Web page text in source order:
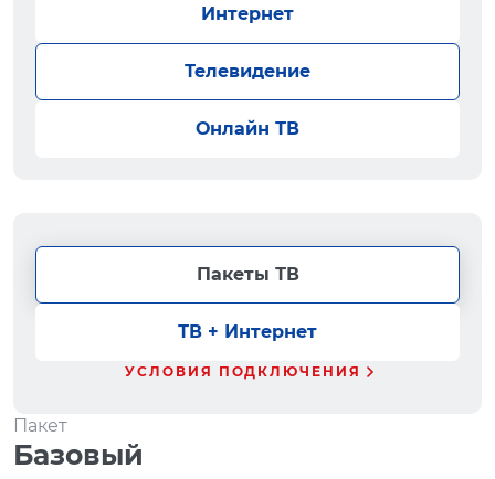
Интернет
Телевидение
Онлайн ТВ
Пакеты ТВ
ТВ + Интернет
УСЛОВИЯ ПОДКЛЮЧЕНИЯ
Пакет
Базовый